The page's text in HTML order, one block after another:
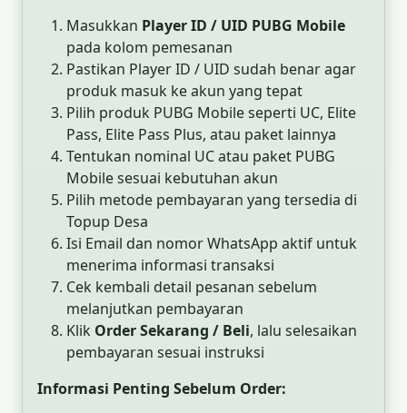
Masukkan Player ID / UID PUBG Mobile
pada kolom pemesanan
Pastikan Player ID / UID sudah benar agar
produk masuk ke akun yang tepat
Pilih produk PUBG Mobile seperti UC, Elite
Pass, Elite Pass Plus, atau paket lainnya
Tentukan nominal UC atau paket PUBG
Mobile sesuai kebutuhan akun
Pilih metode pembayaran yang tersedia di
Topup Desa
Isi Email dan nomor WhatsApp aktif untuk
menerima informasi transaksi
Cek kembali detail pesanan sebelum
melanjutkan pembayaran
Klik Order Sekarang / Beli, lalu selesaikan
pembayaran sesuai instruksi
Informasi Penting Sebelum Order: